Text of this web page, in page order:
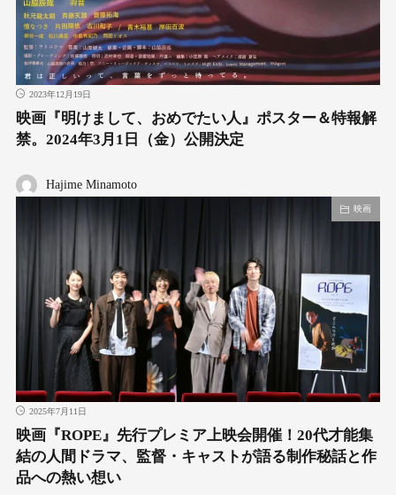
2023年12月19日
映画『明けまして、おめでたい人』ポスター＆特報解
禁。2024年3月1日（金）公開決定
Hajime Minamoto
映画
2025年7月11日
映画『ROPE』先行プレミア上映会開催！20代才能集
結の人間ドラマ、監督・キャストが語る制作秘話と作
品への熱い想い